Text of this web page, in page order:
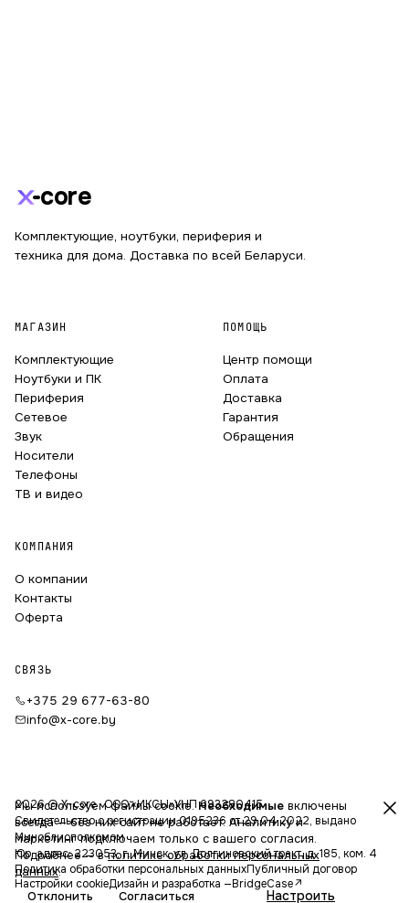
core
Комплектующие, ноутбуки, периферия и
техника для дома. Доставка по всей Беларуси.
МАГАЗИН
Комплектующие
Ноутбуки и ПК
Периферия
Сетевое
Звук
Носители
Телефоны
ТВ и видео
ПОМОЩЬ
Центр помощи
Оплата
Доставка
Гарантия
Обращения
КОМПАНИЯ
О компании
Контакты
Оферта
СВЯЗЬ
+375 29 677-63-80
info@x-core.by
2026 © X-core · ООО «ИКСЫ»УНП 693280415
Свидетельство о регистрации 0195236 от 29.04.2022, выдано
Миноблисполкомом
Юр. адрес: 223053, г. Минск, ул. Долгиновский тракт, д. 185, ком. 4
Политика обработки персональных данныхПубличный договор
Настройки cookieДизайн и разработка —BridgeCase↗
Мы используем файлы cookie.Необходимые включены
всегда — без них сайт не работает. Аналитику и
маркетинг подключаем только с вашего согласия.
Подробнее — вполитике обработки персональных
данных.
Настроить
Отклонить Согласиться